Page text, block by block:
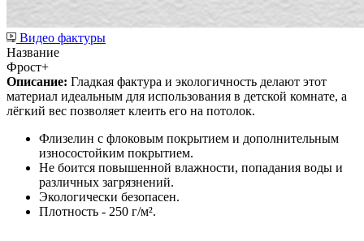
Видео фактуры
Название
Фрост+
Описание: Гладкая фактура и экологичность делают этот
материал идеальным для использования в детской комнате, а
лёгкий вес позволяет клеить его на потолок.
Флизелин с флоковым покрытием и дополнительным
износостойким покрытием.
Не боится повышенной влажности, попадания воды и
различных загрязнений.
Экологически безопасен.
Плотность - 250 г/м².